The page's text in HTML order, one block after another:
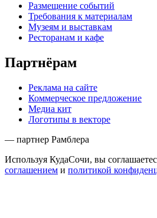
Размещение событий
Требования к материалам
Музеям и выставкам
Ресторанам и кафе
Партнёрам
Реклама на сайте
Коммерческое предложение
Медиа кит
Логотипы в векторе
— партнер Рамблера
Используя КудаСочи, вы
соглашением и политикой